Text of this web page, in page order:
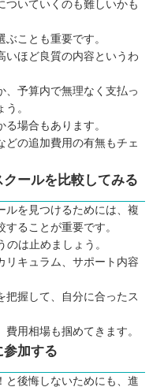
ついていくのも難しいかも
ことも重要です。
いほど良質の内容というわ
、予算内で無理なく支払っ
。
場合もあります。
どの追加費用の有無もチェ
ールを比較してみる
ルを見つけるためには、複
ることが重要です。
は止めましょう。
リキュラム、サポート内容
把握して、自分に合ったス
用相場も掴めてきます。
加する
と後悔しないためにも、進